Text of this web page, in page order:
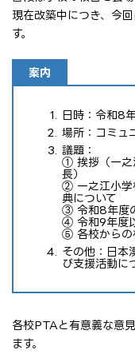
現在改築中につき、今
す。
案内
日時：令和8
場所：コミュ
議題：
① 挨拶（一之
長）
② 一之江小学
典について
③ 令和8年度
④ 令和9年度
⑤ 各校からの
その他：日本
び支援活動に
各校PTAと有意義な意
ます。